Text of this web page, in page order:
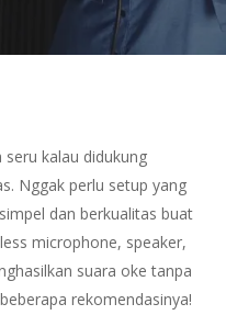
kalau didukung
Nggak perlu setup yang
dan berkualitas buat
microphone, speaker,
suara oke tanpa
rekomendasinya!